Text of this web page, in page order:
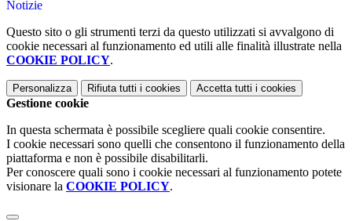
Notizie
Questo sito o gli strumenti terzi da questo utilizzati si avvalgono di
cookie necessari al funzionamento ed utili alle finalità illustrate nella
COOKIE POLICY.
Personalizza Rifiuta tutti i cookies Accetta tutti i cookies
Gestione cookie
In questa schermata è possibile scegliere quali cookie consentire.
I cookie necessari sono quelli che consentono il funzionamento della
piattaforma e non è possibile disabilitarli.
Per conoscere quali sono i cookie necessari al funzionamento potete
visionare la COOKIE POLICY.